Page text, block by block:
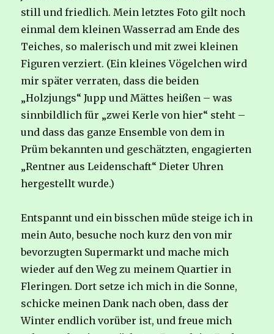
still und friedlich. Mein letztes Foto gilt noch
einmal dem kleinen Wasserrad am Ende des
Teiches, so malerisch und mit zwei kleinen
Figuren verziert. (Ein kleines Vögelchen wird
mir später verraten, dass die beiden
„Holzjungs“ Jupp und Mättes heißen – was
sinnbildlich für „zwei Kerle von hier“ steht –
und dass das ganze Ensemble von dem in
Prüm bekannten und geschätzten, engagierten
„Rentner aus Leidenschaft“ Dieter Uhren
hergestellt wurde.)
Entspannt und ein bisschen müde steige ich in
mein Auto, besuche noch kurz den von mir
bevorzugten Supermarkt und mache mich
wieder auf den Weg zu meinem Quartier in
Fleringen. Dort setze ich mich in die Sonne,
schicke meinen Dank nach oben, dass der
Winter endlich vorüber ist, und freue mich